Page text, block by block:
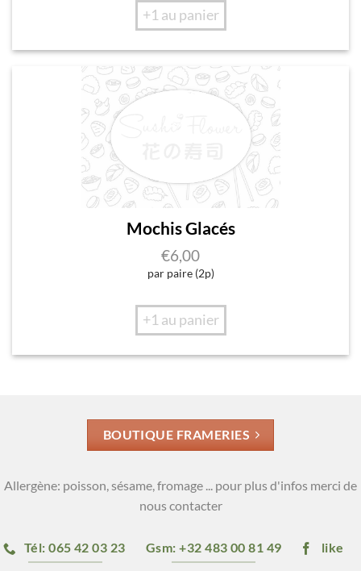
+1 au panier
Mochis Glacés
€6,00
par paire (2p)
+1 au panier
BOUTIQUE FRAMERIES
Allergène: poisson, sésame, fromage ... pour plus d'infos merci de
nous contacter
Tél: 065 42 03 23 Gsm: +32 483 00 81 49 like